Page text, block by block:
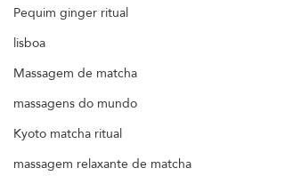
Pequim ginger ritual
lisboa
Massagem de matcha
massagens do mundo
Kyoto matcha ritual
massagem relaxante de matcha